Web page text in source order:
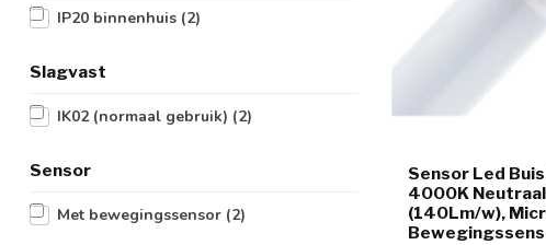
IP20 binnenhuis (2)
Slagvast
IK02 (normaal gebruik) (2)
Sensor
Met bewegingssensor (2)
Sensor Led
4000K
(140Lm/w),